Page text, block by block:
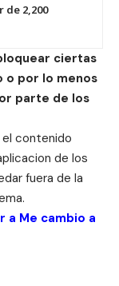
de 2,200
ciertas
por lo menos
parte de los
el contenido
de los
fuera de la
a Me cambio a